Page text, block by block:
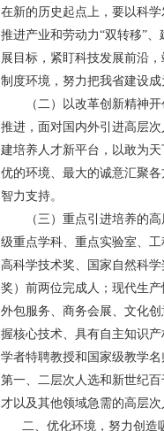
在新的历史起点上，要以科
推进产业和劳动力“双转移”
展目标，紧盯科技发展前沿
制度环境，努力把我省建设
（二）以改革创新精神开
推进，面对国内外引进高层
建培养人才新平台，以敢为
优的环境、最大的诚意汇聚
智力支持。
（三）重点引进培养的高
级重点学科、重点实验室、
高科学技术奖、国家自然科
奖）前两位完成人；现代生
外包服务、商务会展、文化
握核心技术、具有自主知识
学者特聘教授和国家级教学
第一、二层次人选和新世纪
才以及其他领域急需的高层
二、优化环境，努力创造